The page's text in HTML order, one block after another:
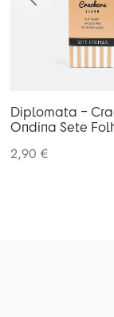
Diplomata –
Ondina Sete
2,90 €